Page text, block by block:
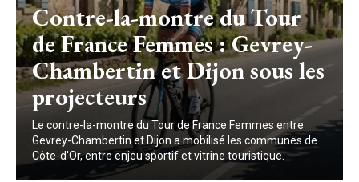
Contre-la-montre du Tour
de France Femmes : Gevrey-
Chambertin et Dijon sous les
projecteurs
Le contre-la-montre du Tour de France Femmes entre
Gevrey-Chambertin et Dijon a mobilisé les communes de
Côte-d'Or, entre enjeu sportif et vitrine touristique.